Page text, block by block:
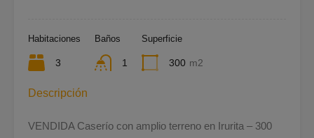
Habitaciones
3
Baños
1
Superficie
300 m2
Descripción
VENDIDA Caserío con amplio terreno en Irurita – 300